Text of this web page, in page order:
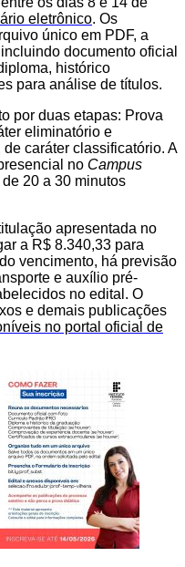
eletrônico. Os
único em PDF, a
documento oficial
histórico
para análise de títulos.
por duas etapas: Prova
eliminatório e
caráter classificatório. A
no Campus
20 a 30 minutos
apresentada no
a R$ 8.340,33 para
vencimento, há previsão
e auxílio pré-
no edital. O
e demais publicações
no portal oficial de